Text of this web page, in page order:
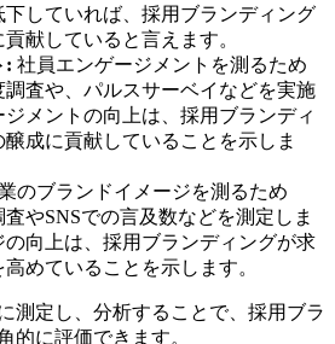
下していれば、採用ブランディング
献していると言えます。
: 社員エンゲージメントを測るため
調査や、パルスサーベイなどを実施
ジメントの向上は、採用ブランディ
成に貢献していることを示しま
のブランドイメージを測るため
やSNSでの言及数などを測定しま
向上は、採用ブランディングが求
めていることを示します。
測定し、分析することで、採用ブラ
的に評価できます。